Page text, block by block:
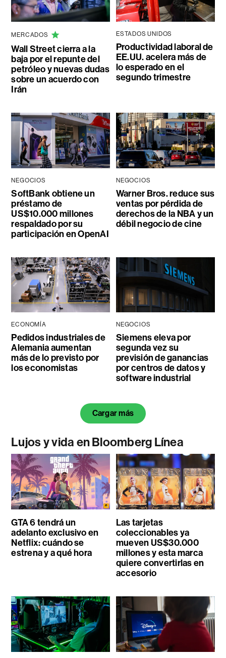
MERCADOS
Wall Street cierra a la
baja por el repunte del
petróleo y nuevas dudas
sobre un acuerdo con
Irán
ESTADOS UNIDOS
Productividad laboral de
EE.UU. acelera más de
lo esperado en el
segundo trimestre
NEGOCIOS
SoftBank obtiene un
préstamo de
US$10.000 millones
respaldado por su
participación en OpenAI
NEGOCIOS
Warner Bros. reduce sus
ventas por pérdida de
derechos de la NBA y un
débil negocio de cine
ECONOMÍA
Pedidos industriales de
Alemania aumentan
más de lo previsto por
los economistas
NEGOCIOS
Siemens eleva por
segunda vez su
previsión de ganancias
por centros de datos y
software industrial
Cargar más
Lujos y vida en Bloomberg Línea
GTA 6 tendrá un
adelanto exclusivo en
Netflix: cuándo se
estrena y a qué hora
Las tarjetas
coleccionables ya
mueven US$30.000
millones y esta marca
quiere convertirlas en
accesorio